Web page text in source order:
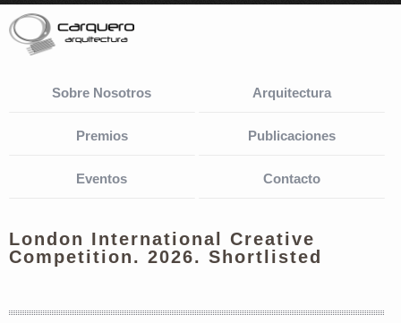
Sobre Nosotros Arquitectura
Premios Publicaciones
Eventos Contacto
London International Creative
Competition. 2026. Shortlisted